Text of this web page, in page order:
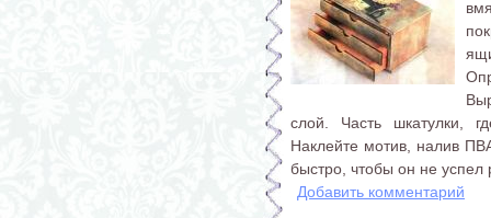
слой. Часть шкатулки,
Наклейте мотив, налив
быстро, чтобы он не успел
Добавить комментарий